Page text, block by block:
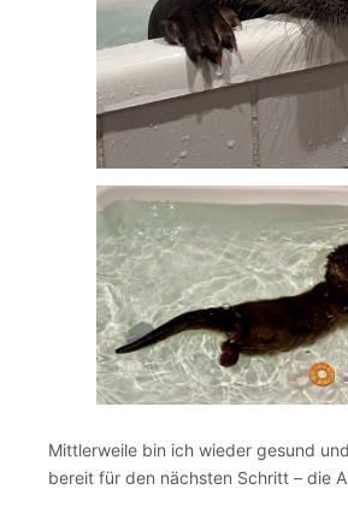
Mittlerweile bin ich wieder gesund
bereit für den nächsten Schritt – die